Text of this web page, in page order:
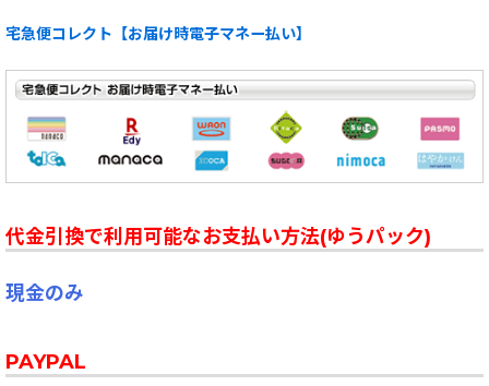
宅急便コレクト【お届け時電子マネー払い】
代金引換で利用可能なお支払い方法(ゆうパック)
現金のみ
PAYPAL